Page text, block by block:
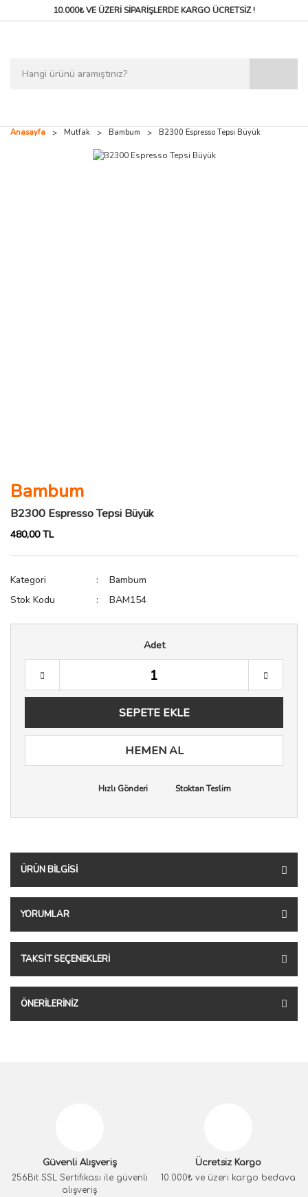
10.000₺ VE ÜZERİ SİPARİŞLERDEKARGO ÜCRETSİZ !
Anasayfa Mutfak Bambum B2300 Espresso Tepsi Büyük
Bambum
B2300 Espresso Tepsi Büyük
480,00 TL
Kategori
Bambum
Stok Kodu
BAM154
Adet
SEPETE EKLE
HEMEN AL
Hızlı Gönderi Stoktan Teslim
ÜRÜN BILGISI
YORUMLAR
TAKSIT SEÇENEKLERI
ÖNERILERINIZ
Güvenli Alışveriş
256Bit SSL Sertifikası ile güvenli
alışveriş
Ücretsiz Kargo
10.000₺ ve üzeri kargo bedava